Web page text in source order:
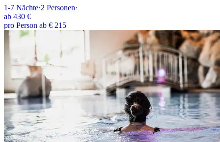
1-7 Nächte·2 Personen·
ab 430 €
pro Person ab € 215